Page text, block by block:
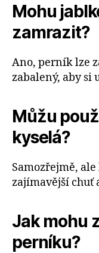
Mohu
zamrazit?
Ano, perník lze
zabalený, aby si
Můžu
kyselá?
Samozřejmě,
zajímavější chuť
Jak mohu
perníku?